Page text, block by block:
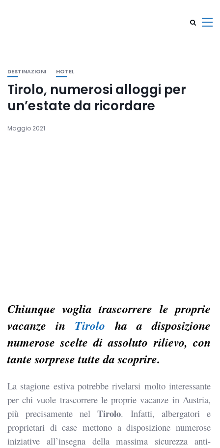
DESTINAZIONI HOTEL
Tirolo, numerosi alloggi per
un’estate da ricordare
Maggio 2021
Chiunque voglia trascorrere le proprie
vacanze in Tirolo ha a disposizione
numerose scelte di assoluto rilievo, con
tante sorprese tutte da scoprire.
La stagione estiva potrebbe rivelarsi molto interessante
per chi vuole trascorrere le proprie vacanze in Austria,
più precisamente nelTirolo. Infatti, albergatori e
proprietari di case mettono a disposizione numerose
iniziative all’insegna della massima sicurezza anti-